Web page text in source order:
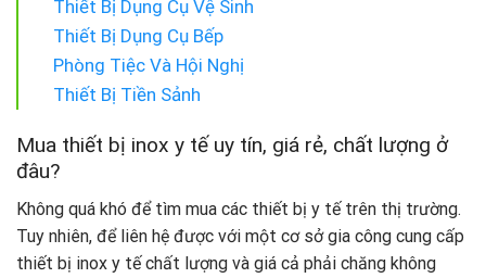
Thiết Bị Dụng Cụ Vệ Sinh
Thiết Bị Dụng Cụ Bếp
Phòng Tiệc Và Hội Nghị
Thiết Bị Tiền Sảnh
Mua thiết bị inox y tế uy tín, giá rẻ, chất lượng ở
đâu?
Không quá khó để tìm mua các thiết bị y tế trên thị trường.
Tuy nhiên, để liên hệ được với một cơ sở gia công cung cấp
thiết bị inox y tế chất lượng và giá cả phải chăng không